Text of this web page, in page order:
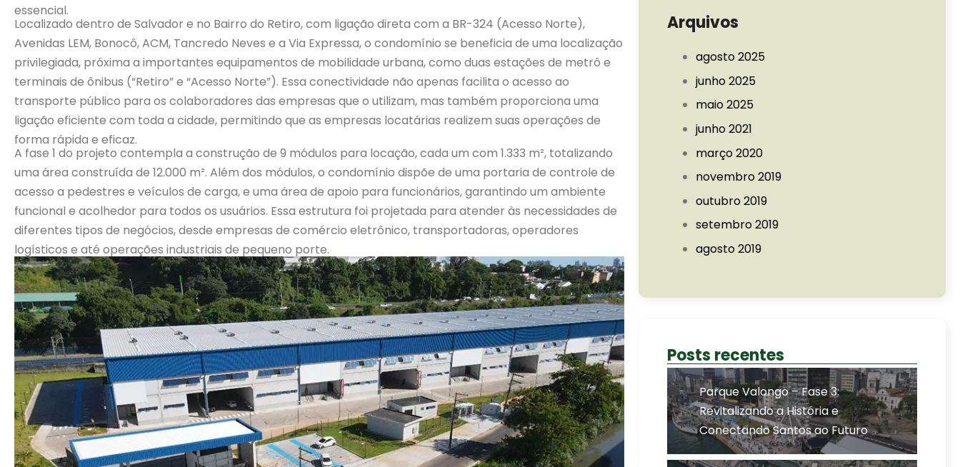
essencial.
Localizado dentro de Salvador e no Bairro do Retiro,com ligação direta com a BR-324 (Acesso Norte),
Avenidas LEM, Bonocô, ACM, Tancredo Neves e a Via Expressa, o condomínio se beneficia de uma localização
privilegiada, próxima a importantes equipamentos de mobilidade urbana, como duas estações de metrô e
terminais de ônibus (“Retiro” e “Acesso Norte”). Essa conectividade não apenas facilita o acesso ao
transporte público para os colaboradores das empresas que o utilizam, mas também proporciona uma
ligação eficiente com toda a cidade, permitindo que as empresas locatárias realizem suas operações de
forma rápida e eficaz.
A fase 1 do projeto contempla a construção de 9 módulos para locação, cada um com 1.333 m², totalizando
uma área construída de 12.000 m². Além dos módulos, o condomínio dispõe de uma portaria de controle de
acesso a pedestres e veículos de carga, e uma área de apoio para funcionários, garantindo um ambiente
funcional e acolhedor para todos os usuários. Essa estrutura foi projetada para atender às necessidades de
diferentes tipos de negócios,desde empresas de comércio eletrônico, transportadoras, operadores
logísticos e até operações industriais de pequeno porte.
Arquivos
agosto 2025
junho 2025
maio 2025
junho 2021
março 2020
novembro 2019
outubro 2019
setembro 2019
agosto 2019
Posts recentes
Parque Valongo – Fase 3:
Revitalizando a História e
Conectando Santos ao Futuro